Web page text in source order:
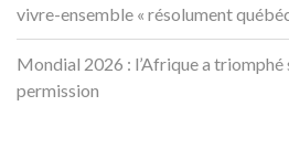
vivre-ensemble « résolument
Mondial 2026 : l’Afrique a triomphé
permission